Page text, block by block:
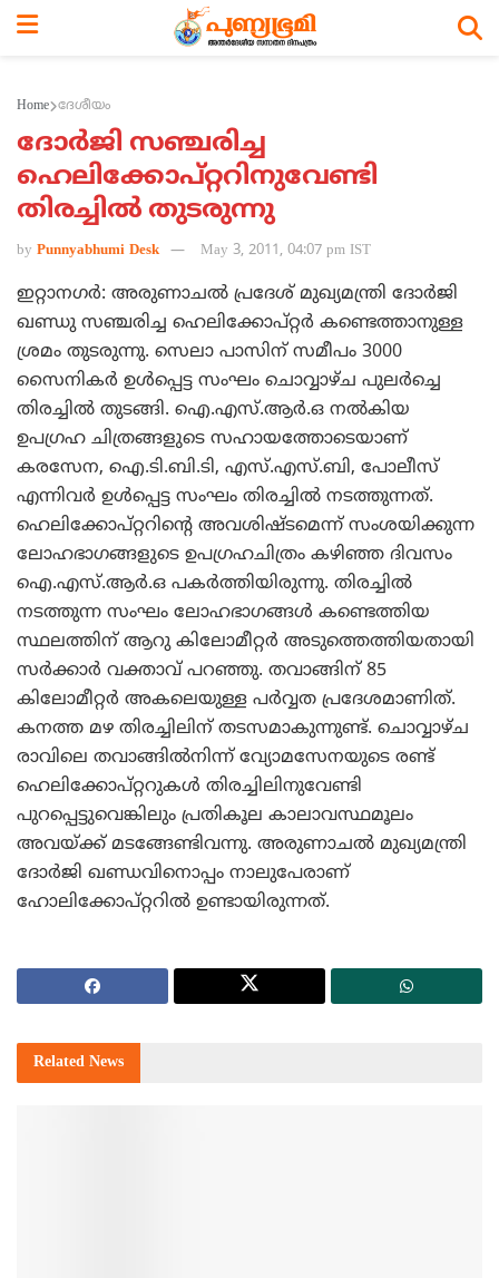
Home ദേശീയം
ദോര്‍ജി സഞ്ചരിച്ച
ഹെലിക്കോപ്റ്ററിനുവേണ്ടി
തിരച്ചില്‍ തുടരുന്നു
by Punnyabhumi Desk May 3, 2011, 04:07 pm IST
ഇറ്റാനഗര്‍: അരുണാചല്‍ പ്രദേശ് മുഖ്യമന്ത്രി ദോര്‍ജി
ഖണ്ഡു സഞ്ചരിച്ച ഹെലിക്കോപ്റ്റര്‍ കണ്ടെത്താനുള്ള
ശ്രമം തുടരുന്നു. സെലാ പാസിന് സമീപം 3000
സൈനികര്‍ ഉള്‍പ്പെട്ട സംഘം ചൊവ്വാഴ്ച പുലര്‍ച്ചെ
തിരച്ചില്‍ തുടങ്ങി. ഐ.എസ്.ആര്‍.ഒ നല്‍കിയ
ഉപഗ്രഹ ചിത്രങ്ങളുടെ സഹായത്തോടെയാണ്
കരസേന, ഐ.ടി.ബി.ടി, എസ്.എസ്.ബി, പോലീസ്
എന്നിവര്‍ ഉള്‍പ്പെട്ട സംഘം തിരച്ചില്‍ നടത്തുന്നത്.
ഹെലിക്കോപ്റ്ററിന്റെ അവശിഷ്ടമെന്ന് സംശയിക്കുന്ന
ലോഹഭാഗങ്ങളുടെ ഉപഗ്രഹചിത്രം കഴിഞ്ഞ ദിവസം
ഐ.എസ്.ആര്‍.ഒ പകര്‍ത്തിയിരുന്നു. തിരച്ചില്‍
നടത്തുന്ന സംഘം ലോഹഭാഗങ്ങള്‍ കണ്ടെത്തിയ
സ്ഥലത്തിന് ആറു കിലോമീറ്റര്‍ അടുത്തെത്തിയതായി
സര്‍ക്കാര്‍ വക്താവ് പറഞ്ഞു. തവാങ്ങിന് 85
കിലോമീറ്റര്‍ അകലെയുള്ള പര്‍വ്വത പ്രദേശമാണിത്.
കനത്ത മഴ തിരച്ചിലിന് തടസമാകുന്നുണ്ട്. ചൊവ്വാഴ്ച
രാവിലെ തവാങ്ങില്‍നിന്ന് വ്യോമസേനയുടെ രണ്ട്
ഹെലിക്കോപ്റ്ററുകള്‍ തിരച്ചിലിനുവേണ്ടി
പുറപ്പെട്ടുവെങ്കിലും പ്രതികൂല കാലാവസ്ഥമൂലം
അവയ്ക്ക് മടങ്ങേണ്ടിവന്നു. അരുണാചല്‍ മുഖ്യമന്ത്രി
ദോര്‍ജി ഖണ്ഡവിനൊപ്പം നാലുപേരാണ്
ഹോലിക്കോപ്റ്ററില്‍ ഉണ്ടായിരുന്നത്.
Related News